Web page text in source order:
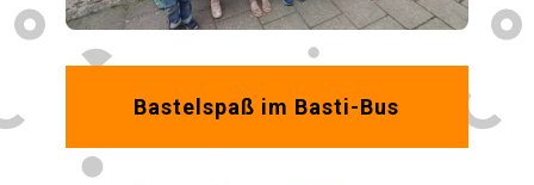
Bastelspaß im Basti-Bus